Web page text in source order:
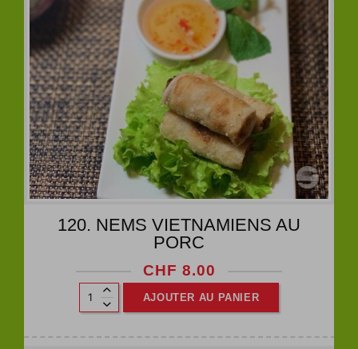
120. NEMS VIETNAMIENS AU
PORC
CHF 8.00
AJOUTER AU PANIER